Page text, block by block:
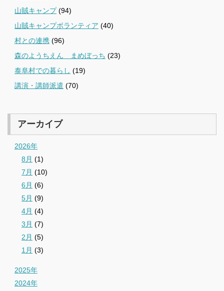
山賊キャンプ(94)
山賊キャンプボランティア (40)
村との連携 (96)
森のようちえん まめぼっち (23)
泰阜村での暮らし (19)
講演・講師派遣 (70)
アーカイブ
2026年
8月 (1)
7月 (10)
6月 (6)
5月 (9)
4月 (4)
3月 (7)
2月 (5)
1月 (3)
2025年
2024年